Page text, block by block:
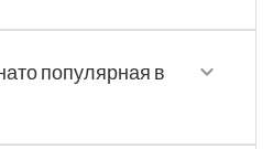
популярная в